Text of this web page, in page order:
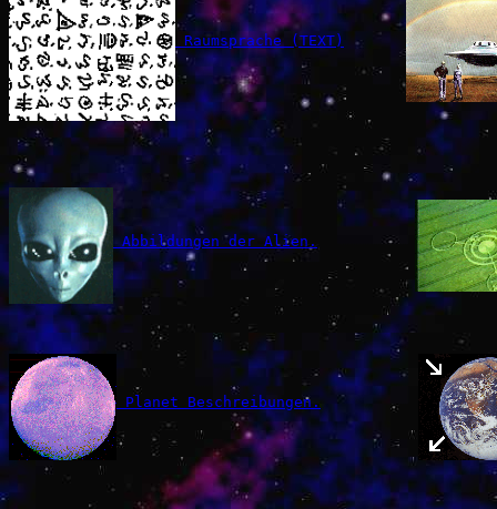
Raumsprache (TEXT)
Abbildungen der Alien.
Planet Beschreibungen.